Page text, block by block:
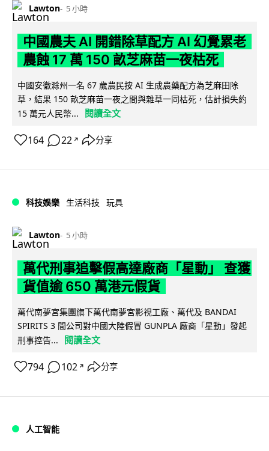
Lawton 5 小時
中國農夫 AI 開錯除草配方 AI 幻覺累老
農蝕 17 萬 150 畝芝麻苗一夜枯死
中國安徽滁州一名 67 歲農民按 AI 生成農藥配方為芝麻田除
草，結果 150 畝芝麻苗一夜之間與雜草一同枯死，估計損失約
15 萬元人民幣...
閱讀全文
164 22 ↗ 分享
科技娛樂 生活科技 玩具
Lawton 5 小時
萬代刑事追擊假高達廠商「星動」 查獲
貨值逾 650 萬港元假貨
萬代南夢宮集團旗下萬代南夢宮影視工廠、萬代及 BANDAI
SPIRITS 3 間公司對中國大陸假冒 GUNPLA 廠商「星動」發起
刑事控告...
閱讀全文
794 102 ↗ 分享
人工智能